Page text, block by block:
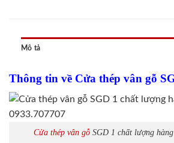
Mô tả
Thông tin về Cửa thép vân gỗ
Cửa thép vân gỗ SGD 1 chất lượng